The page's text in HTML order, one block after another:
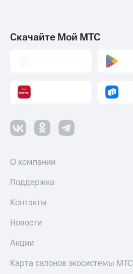
Скачайте Мой МТС
О компании
Поддержка
Контакты
Новости
Акции
Карта салонов экосистемы МТС